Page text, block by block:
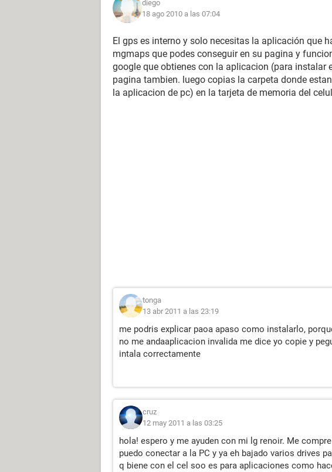
diego
18 ago 2010 a las 07:04
El gps es interno y solo necesitas la aplicación que
mgmaps que podes conseguir en su pagina y
google que obtienes con la aplicacion (para instalar
pagina tambien. luego copias la carpeta donde
la aplicacion de pc) en la tarjeta de memoria del
tonga
13 abr 2011 a las 23:19
me podris explicar paoa apaso como instalarlo,
no me andaaplicacion invalida me dice yo copie y
intala correctamente
cruz
12 may 2011 a las 03:25
hola! espero y me ayuden con mi lg renoir. Me
puedo conectar a la PC y ya eh bajado varios drives
q biene con el cel soo es para aplicaciones como